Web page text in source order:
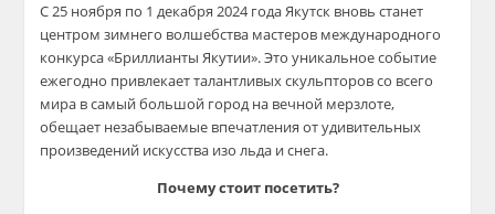
С 25 ноября по 1 декабря 2024 года Якутск вновь станет
центром зимнего волшебства мастеров международного
конкурса «Бриллианты Якутии». Это уникальное событие
ежегодно привлекает талантливых скульпторов со всего
мира в самый большой город на вечной мерзлоте,
обещает незабываемые впечатления от удивительных
произведений искусства изо льда и снега.
Почему стоит посетить?